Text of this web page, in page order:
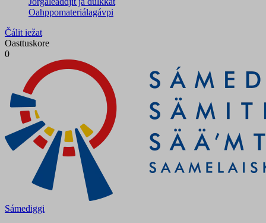
Oahppomateriálagávpi
Čálit iežat
Oasttuskore
0
Sámediggi